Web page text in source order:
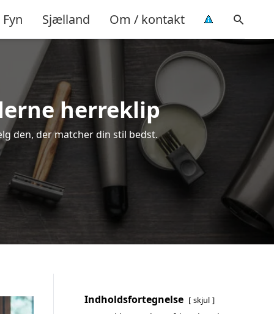
Fyn Sjælland Om / kontakt
herreklip
den, der matcher din stil bedst.
Indholdsfortegnelse skjul